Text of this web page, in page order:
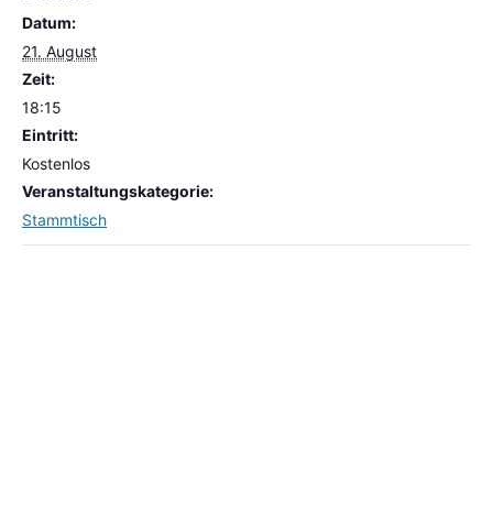
Datum:
21. August
Zeit:
18:15
Eintritt:
Kostenlos
Veranstaltungskategorie:
Stammtisch